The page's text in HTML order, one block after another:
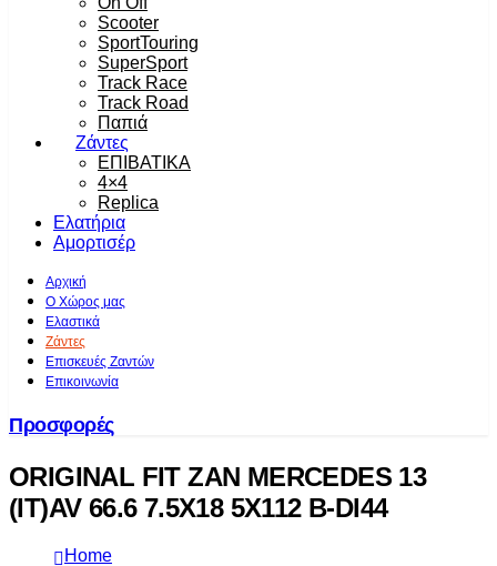
Scooter
SportTouring
SuperSport
Track Race
Track Road
Παπιά
Ζάντες
ΕΠΙΒΑΤΙΚΑ
4×4
Replica
Ελατήρια
Αμορτισέρ
Αρχική
Ο Χώρος μας
Ελαστικά
Ζάντες
Επισκευές Ζαντών
Επικοινωνία
Προσφορές
ORIGINAL FIT ZAN MERCEDES 13
(IT)AV 66.6 7.5X18 5X112 B-DI44
Home